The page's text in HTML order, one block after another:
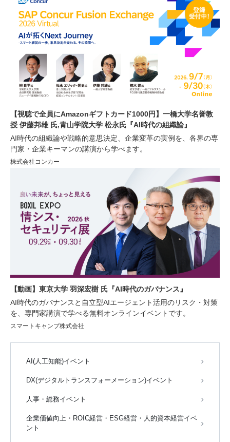
【視聴で全員にAmazonギフトカード1000円】一橋大学名誉教
授 伊藤邦雄 氏,青山学院大学 松永氏『AI時代の組織論』
AI時代の組織論や戦略的意思決定、企業変革の実例を、各界の専
門家・企業キーマンの講演から学べます。
株式会社コンカー
【動画】東京大学 羽深宏樹 氏『AI時代のガバナンス』
AI時代のガバナンスと自立型AIエージェント活用のリスク・対策
を、専門家講演で学べる無料オンラインイベントです。
スマートキャンプ株式会社
AI(人工知能)イベント
DX(デジタルトランスフォーメーション)イベント
人事・総務イベント
企業価値向上・ROIC経営・ESG経営・人的資本経営イベ
ント